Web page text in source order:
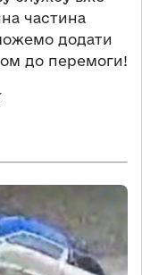
частина
додати
до перемоги!